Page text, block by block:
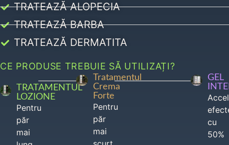
TRATEAZĂ ALOPECIA
TRATEAZĂ BARBA
TRATEAZĂ DERMATITA
CE PRODUSE TREBUIE SĂ UTILIZAȚI?
TRATAMENTUL
LOZIONE
Pentru
păr
mai
Tratamentul
Crema
Forte
Pentru
păr
mai
GEL
cu
50%